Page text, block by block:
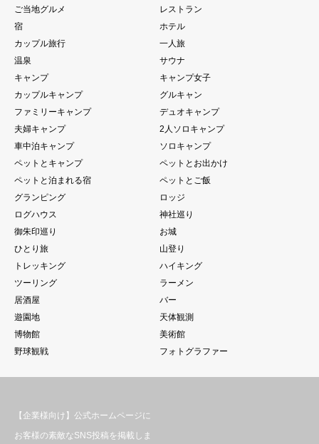
ご当地グルメ
レストラン
宿
ホテル
カップル旅行
一人旅
温泉
サウナ
キャンプ
キャンプ女子
カップルキャンプ
グルキャン
ファミリーキャンプ
デュオキャンプ
夫婦キャンプ
2人ソロキャンプ
車中泊キャンプ
ソロキャンプ
ペットとキャンプ
ペットとお出かけ
ペットと泊まれる宿
ペットとご飯
グランピング
ロッジ
ログハウス
神社巡り
御朱印巡り
お城
ひとり旅
山登り
トレッキング
ハイキング
ツーリング
ラーメン
居酒屋
バー
遊園地
天体観測
博物館
美術館
野球観戦
フォトグラファー
【企業様向け】公式ホームページに
お客様の素敵なSNS投稿を掲載しま